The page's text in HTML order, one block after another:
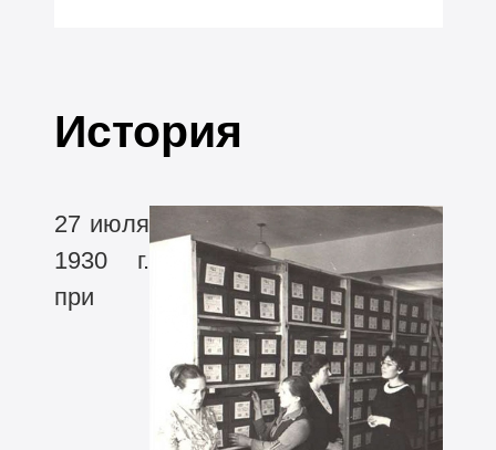
История
27 июля
1930 г.
при